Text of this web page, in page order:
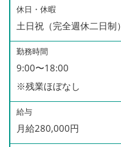
休日・休暇
土日祝（完全週休二日制）
勤務時間
9:00〜18:00
※残業ほぼなし
給与
月給280,000円